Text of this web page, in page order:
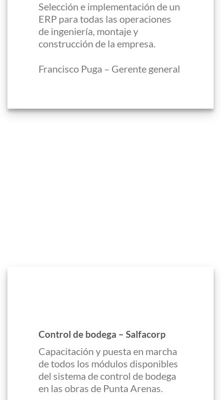
Selección e implementación de un
ERP para todas las operaciones
de ingeniería, montaje y
construcción de la empresa.
Francisco Puga – Gerente general
Control de bodega – Salfacorp
Capacitación y puesta en marcha
de todos los módulos disponibles
del sistema de control de bodega
en las obras de Punta Arenas.